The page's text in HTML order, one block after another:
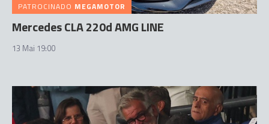
PATROCINADO MEGAMOTOR
Mercedes CLA 220d AMG LINE
13 Mai 19:00